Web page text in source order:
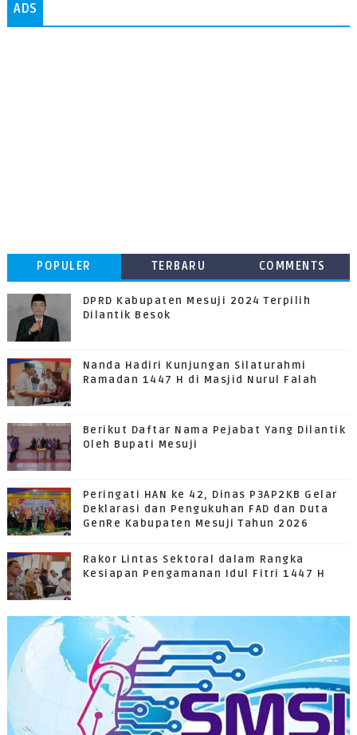
ADS
POPULER TERBARU COMMENTS
DPRD Kabupaten Mesuji 2024 Terpilih
Dilantik Besok
Nanda Hadiri Kunjungan Silaturahmi
Ramadan 1447 H di Masjid Nurul Falah
Berikut Daftar Nama Pejabat Yang Dilantik
Oleh Bupati Mesuji
Peringati HAN ke 42, Dinas P3AP2KB Gelar
Deklarasi dan Pengukuhan FAD dan Duta
GenRe Kabupaten Mesuji Tahun 2026
Rakor Lintas Sektoral dalam Rangka
Kesiapan Pengamanan Idul Fitri 1447 H